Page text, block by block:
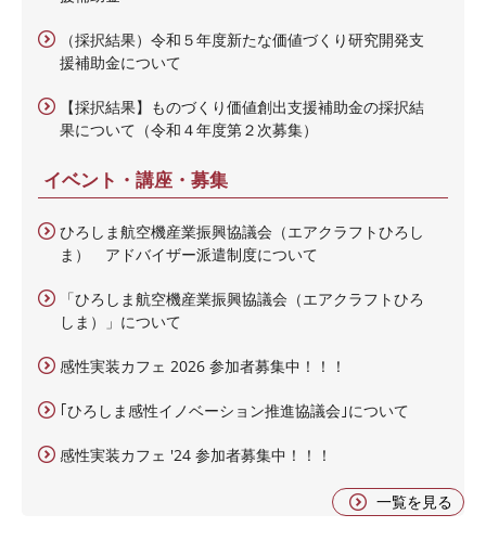
（採択結果）令和５年度新たな価値づくり研究開発支
援補助金について
【採択結果】ものづくり価値創出支援補助金の採択結
果について（令和４年度第２次募集）
イベント・講座・募集
ひろしま航空機産業振興協議会（エアクラフトひろし
ま） アドバイザー派遣制度について
「ひろしま航空機産業振興協議会（エアクラフトひろ
しま）」について
感性実装カフェ 2026 参加者募集中！！！
｢ひろしま感性イノベーション推進協議会｣について
感性実装カフェ '24 参加者募集中！！！
一覧を見る